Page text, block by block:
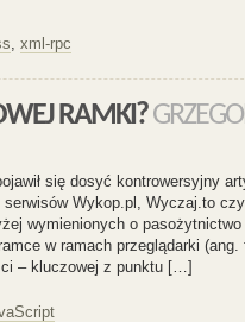
xml-rpc
RAMKI?
się dosyć kontrowersyjny
Wykop.pl, Wyczaj.to
wymienionych o
w ramach przeglądarki (ang.
– kluczowej z punktu […]